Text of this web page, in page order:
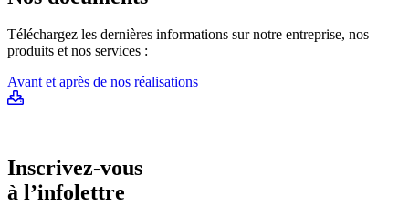
Téléchargez les dernières informations sur notre entreprise, nos
produits et nos services :
Avant et après de nos réalisations
Inscrivez-vous
à l’infolettre